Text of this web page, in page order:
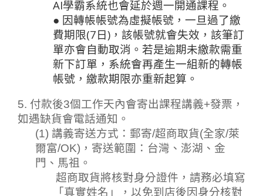
AI學霸系統也會延於週一開通課程。
● 因轉帳帳號為虛擬帳號，一旦過了繳
費期限(7日)，該帳號就會失效，該筆訂
單亦會自動取消。若是逾期未繳款需重
新下訂單，系統會再產生一組新的轉帳
帳號，繳款期限亦重新起算。
5. 付款後3個工作天內會寄出課程講義+發票，
如遇缺貨會電話通知 。
(1) 講義寄送方式： 郵寄/超商取貨(全家/萊
爾富/OK)， 寄送範圍：台灣、澎湖、金
門、馬祖。
超商取貨將核對身分證件，請務必填寫
「真實姓名」
，以免到店後因身分核對